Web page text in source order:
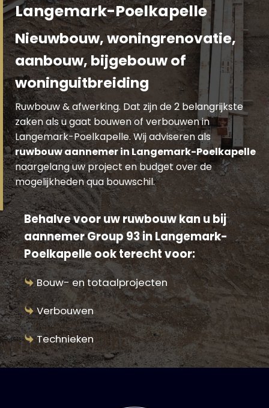
Langemark-Poelkapelle
Nieuwbouw, woningrenovatie,
aanbouw, bijgebouw of
woninguitbreiding
Ruwbouw & afwerking. Dat zijn de 2 belangrijkste
zaken als u gaat bouwen of verbouwen in
Langemark-Poelkapelle. Wij adviseren als
ruwbouw aannemer in Langemark-Poelkapelle
naargelang uw project en budget over de
mogelijkheden qua bouwschil.
Behalve voor uw ruwbouw kan u bij
aannemer Group 93 in Langemark-
Poelkapelle ook terecht voor:
Bouw- en totaalprojecten
Verbouwen
Technieken